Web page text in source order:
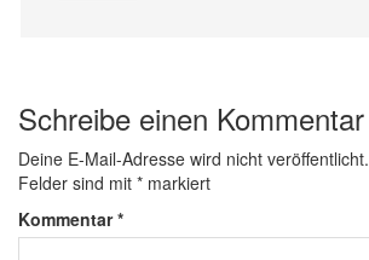
Schreibe einen Kommentar
Deine E-Mail-Adresse wird nicht veröffentlicht.
Felder sind mit * markiert
Kommentar*